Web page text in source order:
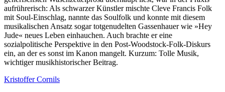
aufrührerisch: Als schwarzer Künstler mischte Cleve Francis Folk
mit Soul-Einschlag, nannte das Soulfolk und konnte mit diesem
musikalischen Ansatz sogar totgenudelten Gassenhauer wie »Hey
Jude« neues Leben einhauchen. Auch brachte er eine
sozialpolitische Perspektive in den Post-Woodstock-Folk-Diskurs
ein, an der es sonst im Kanon mangelt. Kurzum: Tolle Musik,
wichtiger musikhistorischer Beitrag.
Kristoffer Cornils